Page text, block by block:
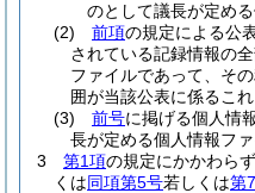
のとして議長が定め
(2)
前項の規定による公
されている記録情報の
ファイルであって、そ
囲が当該公表に係るこ
(3)
前号に掲げる個人情
長が定める個人情報フ
3
第1項の規定にかかわら
くは同項第5号若しくは第